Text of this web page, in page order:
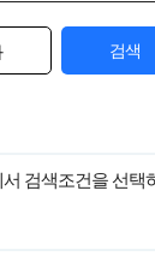
검색
검색조건을 선택